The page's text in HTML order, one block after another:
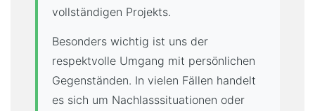
vollständigen Projekts.
Besonders wichtig ist uns der
respektvolle Umgang mit persönlichen
Gegenständen. In vielen Fällen handelt
es sich um Nachlasssituationen oder